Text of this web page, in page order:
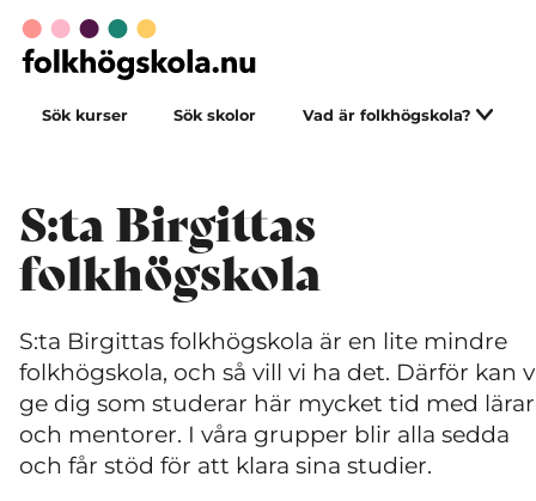
Sök kurser Sök skolor Vad är folkhögskola?
S:ta Birgittas
folkhögskola
S:ta Birgittas folkhögskola är en lite mindre
folkhögskola, och så vill vi ha det. Därför kan
ge dig som studerar här mycket tid med
och mentorer. I våra grupper blir alla sedda
och får stöd för att klara sina studier.